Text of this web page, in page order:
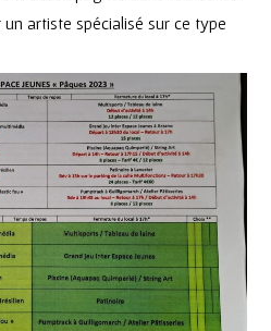
artiste spécialisé sur ce type